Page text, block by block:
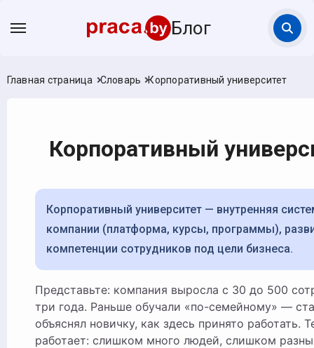
Блог
Главная страница Словарь Корпоративный университет
Корпоративный
Корпоративный университет — внутренняя система обучения
компании (платформа, курсы, программы),
компетенции сотрудников под цели бизнеса.
Представьте: компания выросла с 30 до 500 сотрудников за
три года. Раньше обучали «по-семейному» —
объяснял новичку, как здесь принято работать.
работает: слишком много людей, слишком